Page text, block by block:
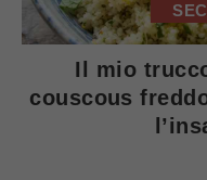
Il mio
couscous